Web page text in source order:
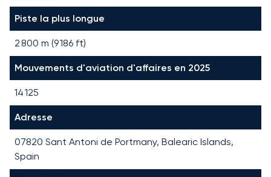
Piste la plus longue
2 800 m (9 186 ft)
Mouvements d'aviation d'affaires en 2025
14 125
Adresse
07820 Sant Antoni de Portmany, Balearic Islands,
Spain